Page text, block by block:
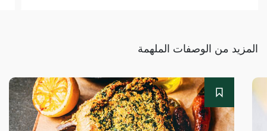
المزيد من الوصفات الملهمة